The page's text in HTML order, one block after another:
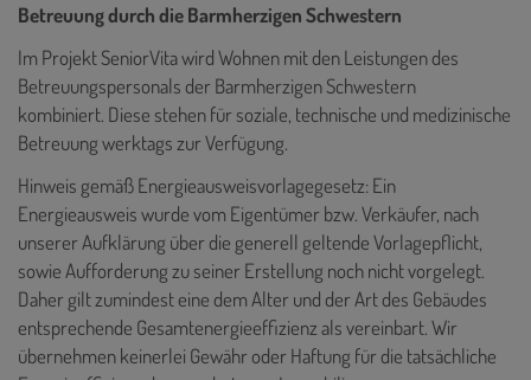
Betreuung durch die Barmherzigen Schwestern
Im Projekt SeniorVita wird Wohnen mit den Leistungen des
Betreuungspersonals der Barmherzigen Schwestern
kombiniert. Diese stehen für soziale, technische und medizinische
Betreuung werktags zur Verfügung.
Hinweis gemäß Energieausweisvorlagegesetz: Ein
Energieausweis wurde vom Eigentümer bzw. Verkäufer, nach
unserer Aufklärung über die generell geltende Vorlagepflicht,
sowie Aufforderung zu seiner Erstellung noch nicht vorgelegt.
Daher gilt zumindest eine dem Alter und der Art des Gebäudes
entsprechende Gesamtenergieeffizienz als vereinbart. Wir
übernehmen keinerlei Gewähr oder Haftung für die tatsächliche